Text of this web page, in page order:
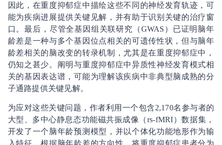
因此，在重度抑郁症中描绘这些不同的神经发育轨迹，可
能为疾病进展提供关键见解，并有助于识别关键的治疗窗
口。最后，尽管全基因组关联研究（GWAS）已证明脑年
龄差是一种与多个基因位点相关的可遗传性状，但与脑年
龄差相关的脑改变的转录机制，尤其是在重度抑郁症中，
仍知之甚少。阐明与重度抑郁症中异质性神经发育模式相
关的基因表达谱，可能为理解该疾病中非典型脑成熟的分
子通路提供关键见解。
为应对这些关键问题，作者利用一个包含2,170名参与者的
大型、多中心静息态功能磁共振成像（rs-fMRI）数据集，
开发了一个脑年龄预测模型，并以个体化功能地形作为输
入特征。根据脑年龄差的方向性，将重度抑郁症患者分为